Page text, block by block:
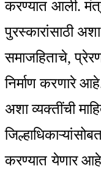
करण्यात आली.
पुरस्कारांसाठी
समाजहिताचे,
निर्माण करणारे
अशा व्यक्तींची
करण्यात येणार